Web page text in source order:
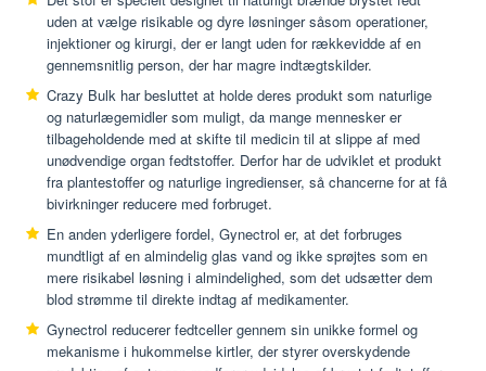
uden at vælge risikable og dyre løsninger såsom operationer,
injektioner og kirurgi, der er langt uden for rækkevidde af en
gennemsnitlig person, der har magre indtægtskilder.
Crazy Bulk har besluttet at holde deres produkt som naturlige
og naturlægemidler som muligt, da mange mennesker er
tilbageholdende med at skifte til medicin til at slippe af med
unødvendige organ fedtstoffer. Derfor har de udviklet et produkt
fra plantestoffer og naturlige ingredienser, så chancerne for at få
bivirkninger reducere med forbruget.
En anden yderligere fordel, Gynectrol er, at det forbruges
mundtligt af en almindelig glas vand og ikke sprøjtes som en
mere risikabel løsning i almindelighed, som det udsætter dem
blod strømme til direkte indtag af medikamenter.
Gynectrol reducerer fedtceller gennem sin unikke formel og
mekanisme i hukommelse kirtler, der styrer overskydende